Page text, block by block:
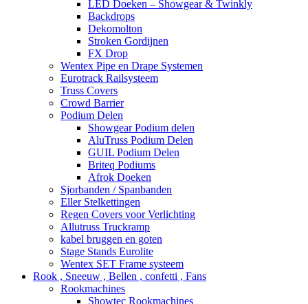
LED Doeken – Showgear & Twinkly
Backdrops
Dekomolton
Stroken Gordijnen
FX Drop
Wentex Pipe en Drape Systemen
Eurotrack Railsysteem
Truss Covers
Crowd Barrier
Podium Delen
Showgear Podium delen
AluTruss Podium Delen
GUIL Podium Delen
Briteq Podiums
Afrok Doeken
Sjorbanden / Spanbanden
Eller Stelkettingen
Regen Covers voor Verlichting
Allutruss Truckramp
kabel bruggen en goten
Stage Stands Eurolite
Wentex SET Frame systeem
Rook , Sneeuw , Bellen , confetti , Fans
Rookmachines
Showtec Rookmachines